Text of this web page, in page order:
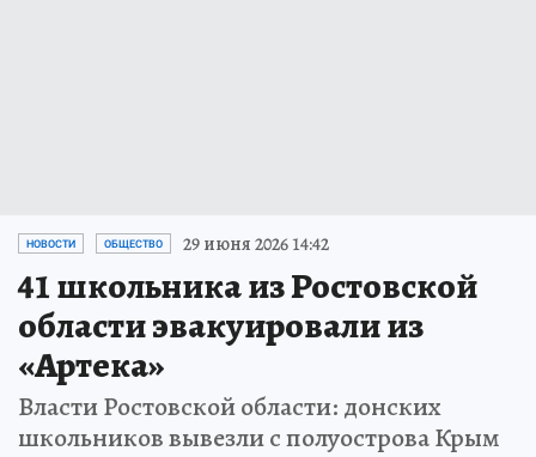
НОВОСТИ ОБЩЕСТВО 29 июня 2026 14:42
41 школьника из Ростовской
области эвакуировали из
«Артека»
Власти Ростовской области: донских
школьников вывезли с полуострова Крым